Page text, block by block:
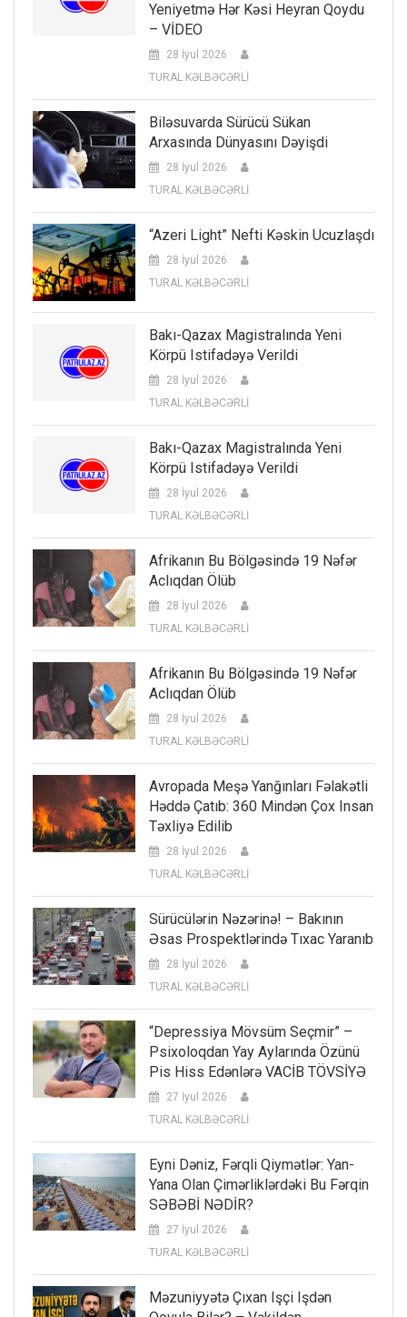
Yeniyetmə Hər Kəsi Heyran Qoydu
– VİDEO
28 İyul 2026
TURAL KƏLBƏCƏRLİ
Biləsuvarda Sürücü Sükan
Arxasında Dünyasını Dəyişdi
28 İyul 2026
TURAL KƏLBƏCƏRLİ
“Azeri Light” Nefti Kəskin Ucuzlaşdı
28 İyul 2026
TURAL KƏLBƏCƏRLİ
Bakı-Qazax Magistralında Yeni
Körpü Istifadəyə Verildi
28 İyul 2026
TURAL KƏLBƏCƏRLİ
Bakı-Qazax Magistralında Yeni
Körpü Istifadəyə Verildi
28 İyul 2026
TURAL KƏLBƏCƏRLİ
Afrikanın Bu Bölgəsində 19 Nəfər
Aclıqdan Ölüb
28 İyul 2026
TURAL KƏLBƏCƏRLİ
Afrikanın Bu Bölgəsində 19 Nəfər
Aclıqdan Ölüb
28 İyul 2026
TURAL KƏLBƏCƏRLİ
Avropada Meşə Yanğınları Fəlakətli
Həddə Çatıb: 360 Mindən Çox Insan
Təxliyə Edilib
28 İyul 2026
TURAL KƏLBƏCƏRLİ
Sürücülərin Nəzərinə! – Bakının
Əsas Prospektlərində Tıxac Yaranıb
28 İyul 2026
TURAL KƏLBƏCƏRLİ
“Depressiya Mövsüm Seçmir” –
Psixoloqdan Yay Aylarında Özünü
Pis Hiss Edənlərə VACİB TÖVSİYƏ
27 İyul 2026
TURAL KƏLBƏCƏRLİ
Eyni Dəniz, Fərqli Qiymətlər: Yan-
Yana Olan Çimərliklərdəki Bu Fərqin
SƏBƏBİ NƏDİR?
27 İyul 2026
TURAL KƏLBƏCƏRLİ
Məzuniyyətə Çıxan Işçi Işdən